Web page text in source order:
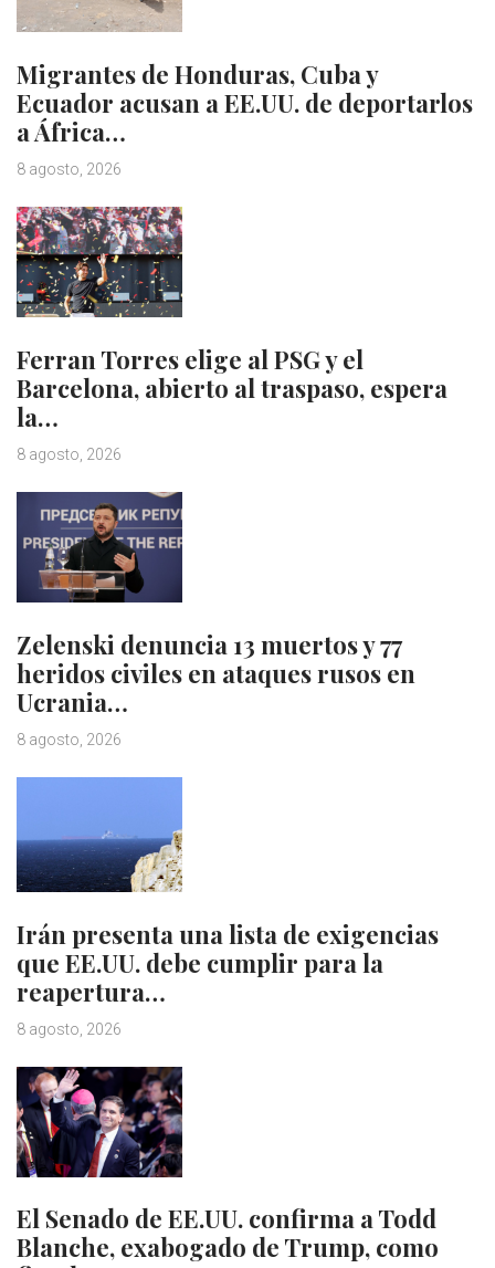
Migrantes de Honduras, Cuba y
Ecuador acusan a EE.UU. de deportarlos
a África…
8 agosto, 2026
Ferran Torres elige al PSG y el
Barcelona, abierto al traspaso, espera
la…
8 agosto, 2026
Zelenski denuncia 13 muertos y 77
heridos civiles en ataques rusos en
Ucrania…
8 agosto, 2026
Irán presenta una lista de exigencias
que EE.UU. debe cumplir para la
reapertura…
8 agosto, 2026
El Senado de EE.UU. confirma a Todd
Blanche, exabogado de Trump, como